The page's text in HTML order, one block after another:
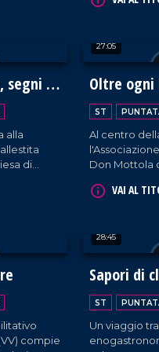
figlia
e
attraverso
segni di
alla
di
di
27:05
Oltre
ST
Al centro
Don Mottola
premura, a
fortemente
mamme,
agosto 43
VAI AL
compie
28:45
Sapori di
ST
Un viaggio tra